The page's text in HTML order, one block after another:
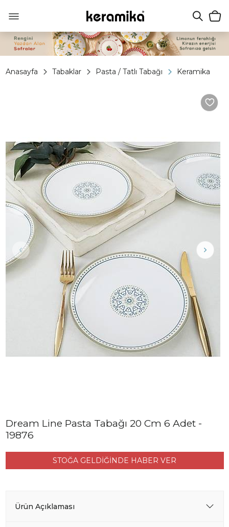
Anasayfa Tabaklar Pasta / Tatlı Tabağı Keramika
Dream Line Pasta Tabağı 20 Cm 6 Adet -
19876
STOĞA GELDİĞİNDE HABER VER
Ürün Açıklaması